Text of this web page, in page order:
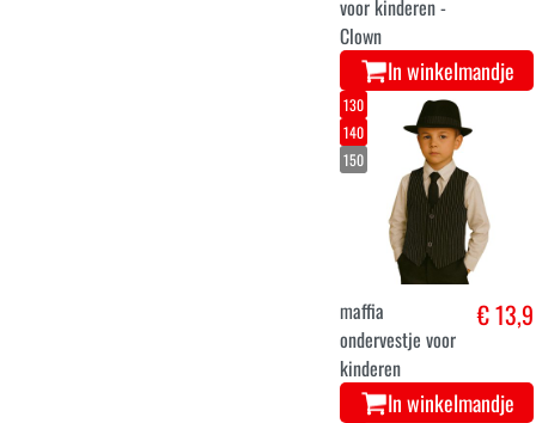
voor kinderen -
Clown
In winkelmandje
130
140
150
maffia
ondervestje voor
kinderen
€ 13,9
In winkelmandje